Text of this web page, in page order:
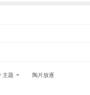
主题
陶片放逐